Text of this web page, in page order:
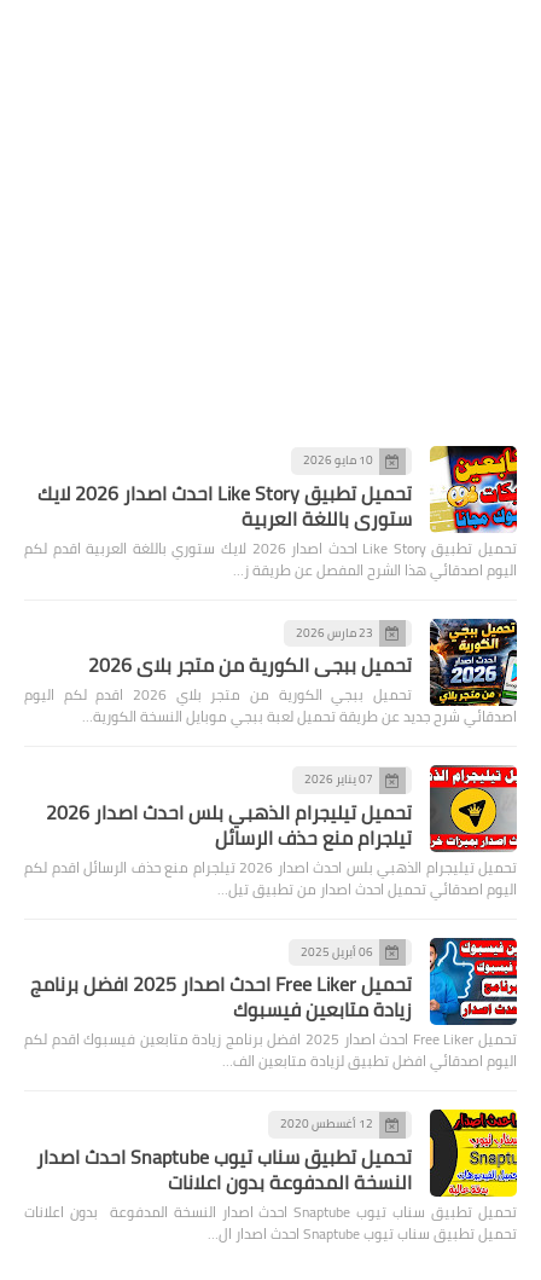
10 مايو 2026
تحميل تطبيق Like Story احدث اصدار 2026 لايك
ستوري باللغة العربية
تحميل تطبيق Like Story احدث اصدار 2026 لايك ستوري باللغة العربية اقدم لكم
اليوم اصدقائي هذا الشرح المفصل عن طريقة ز…
23 مارس 2026
تحميل ببجي الكورية من متجر بلاي 2026
تحميل ببجي الكورية من متجر بلاي 2026 اقدم لكم اليوم
اصدقائي شرح جديد عن طريقة تحميل لعبة ببجي موبايل النسخة الكورية…
07 يناير 2026
تحميل تيليجرام الذهبي بلس احدث اصدار 2026
تيلجرام منع حذف الرسائل
تحميل تيليجرام الذهبي بلس احدث اصدار 2026 تيلجرام منع حذف الرسائل اقدم لكم
اليوم اصدقائي تحميل احدث اصدار من تطبيق تيل…
06 أبريل 2025
تحميل Free Liker احدث اصدار 2025 افضل برنامج
زيادة متابعين فيسبوك
تحميل Free Liker احدث اصدار 2025 افضل برنامج زيادة متابعين فيسبوك اقدم لكم
اليوم اصدقائي افضل تطبيق لزيادة متابعين الف…
12 أغسطس 2020
تحميل تطبيق سناب تيوب Snaptube احدث اصدار
النسخة المدفوعة بدون اعلانات
تحميل تطبيق سناب تيوب Snaptube احدث اصدار النسخة المدفوعة بدون اعلانات
تحميل تطبيق سناب تيوب Snaptube احدث اصدار ال…